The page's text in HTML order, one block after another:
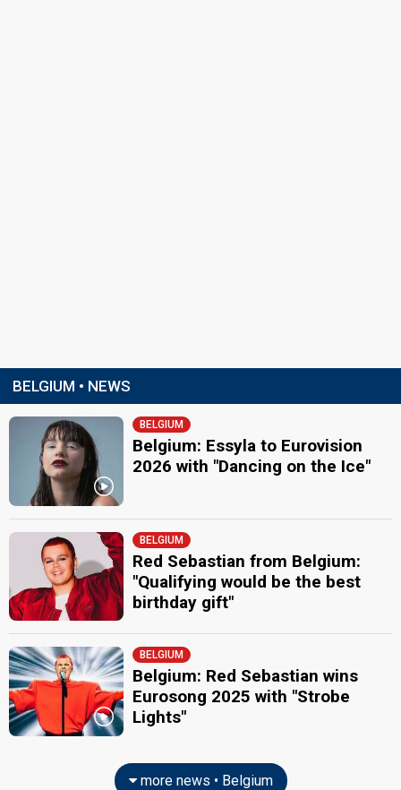
BELGIUM • NEWS
BELGIUM
Belgium: Essyla to Eurovision
2026 with "Dancing on the Ice"
BELGIUM
Red Sebastian from Belgium:
"Qualifying would be the best
birthday gift"
BELGIUM
Belgium: Red Sebastian wins
Eurosong 2025 with "Strobe
Lights"
more news • Belgium